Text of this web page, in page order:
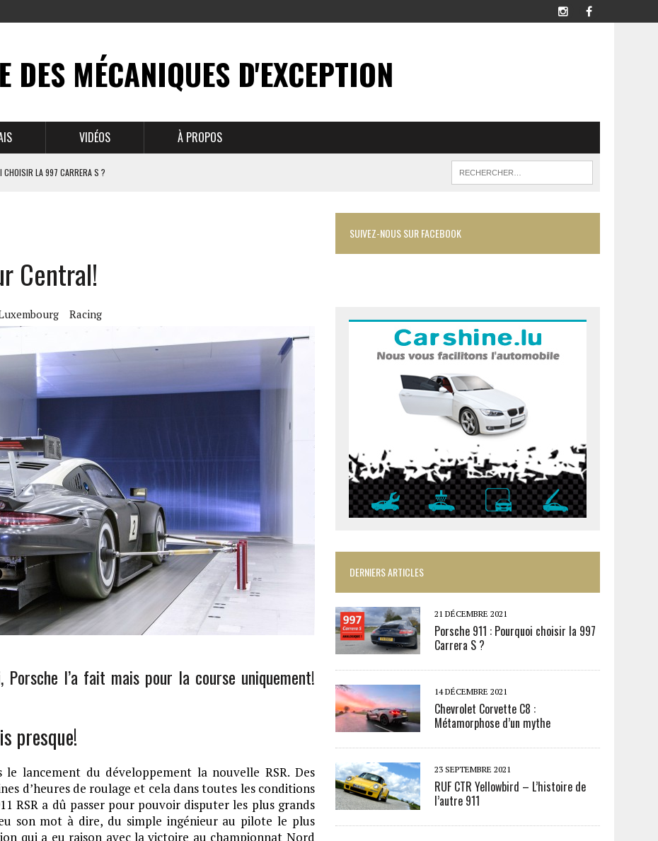
DES MÉCANIQUES D'EXCEPTION
VIDÉOS À PROPOS
CHOISIR LA 997 CARRERA S ?
RS
BRUSSELS
Central!
Racing
l’a fait mais pour la course uniquement!
presque!
lancement du développement la nouvelle RSR. Des
d’heures de roulage et cela dans toutes les conditions
RSR a dû passer pour pouvoir disputer les plus grands
son mot à dire, du simple ingénieur au pilote le plus
qui a eu raison avec la victoire au championnat Nord
SUIVEZ-NOUS SUR FACEBOOK
DERNIERS ARTICLES
21 DÉCEMBRE 2021
Porsche 911 : Pourquoi choisir la 997
Carrera S ?
14 DÉCEMBRE 2021
Chevrolet Corvette C8 :
Métamorphose d’un mythe
23 SEPTEMBRE 2021
RUF CTR Yellowbird – L’histoire de
l’autre 911